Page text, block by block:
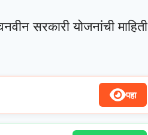
सरकारी योजनांची माहिती
पहा